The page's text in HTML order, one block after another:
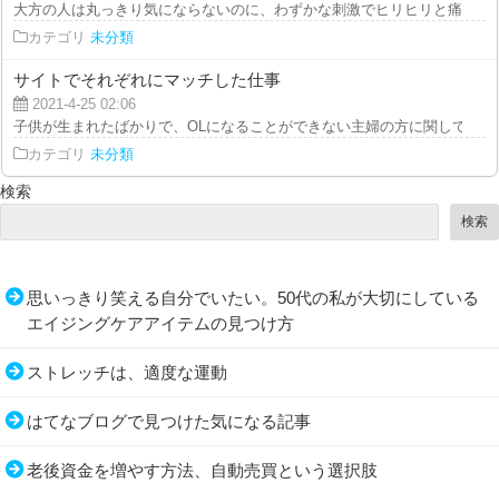
大方の人は丸っきり気にならないのに、わずかな刺激でヒリヒリと痛みが
カテゴリ 未分類
サイトでそれぞれにマッチした仕事
2021-4-25 02:06
子供が生まれたばかりで、OLになることができない主婦の方に関しては
カテゴリ 未分類
検索
検索
思いっきり笑える自分でいたい。50代の私が大切にしている
エイジングケアアイテムの見つけ方
ストレッチは、適度な運動
はてなブログで見つけた気になる記事
老後資金を増やす方法、自動売買という選択肢